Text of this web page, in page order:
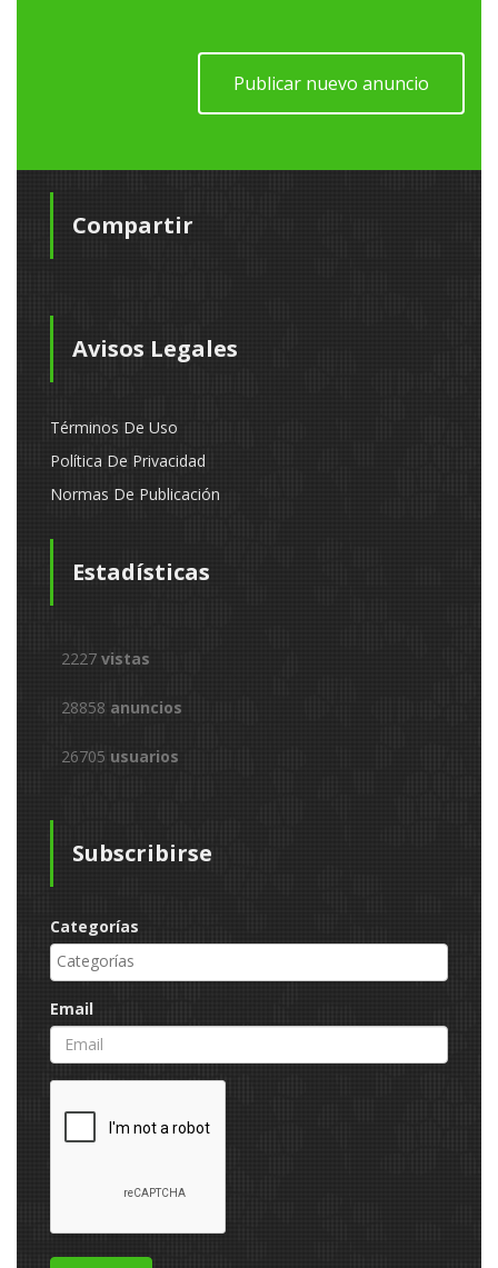
Publicar nuevo anuncio
Compartir
Avisos Legales
Términos De Uso
Política De Privacidad
Normas De Publicación
Estadísticas
2227 vistas
28858 anuncios
26705 usuarios
Subscribirse
Categorías
Email